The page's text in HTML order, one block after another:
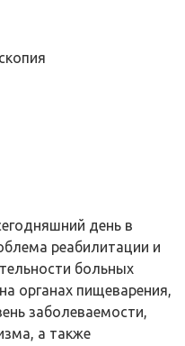
день в
реабилитации и
больных
органах пищеварения,
заболеваемости,
а также